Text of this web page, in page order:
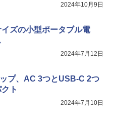
2024年10月9日
ズの小型ポータブル電
2024年7月12日
プ、AC 3つとUSB-C 2つ
ト
2024年7月10日